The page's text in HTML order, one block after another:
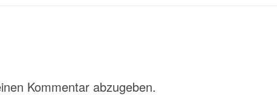
Kommentar abzugeben.